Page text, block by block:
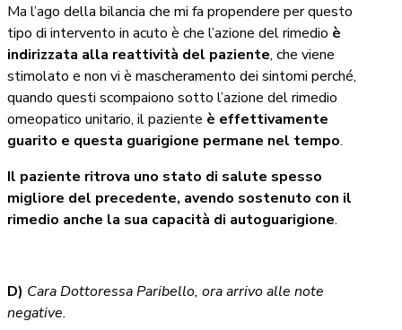
Ma l’ago della bilancia che mi fa propendere per questo
tipo di intervento in acuto è che l’azione del rimedio è
indirizzata alla reattività del paziente, che viene
stimolato e non vi è mascheramento dei sintomi perché,
quando questi scompaiono sotto l’azione del rimedio
omeopatico unitario, il paziente è effettivamente
guarito e questa guarigione permane nel tempo.
Il paziente ritrova uno stato di salute spesso
migliore del precedente, avendo sostenuto con il
rimedio anche la sua capacità di autoguarigione.
D) Cara Dottoressa Paribello, ora arrivo alle note
negative.